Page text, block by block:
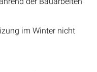
im Winter nicht